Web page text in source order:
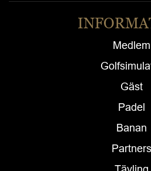
Medlem
Gäst
Padel
Banan
Partners